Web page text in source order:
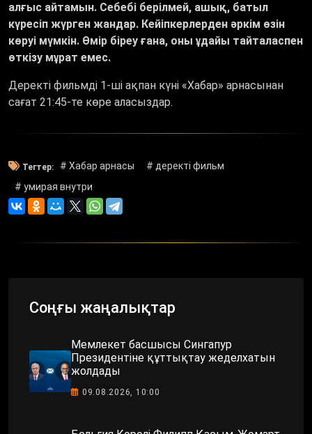
алғыс айтамын. Себебі берілмей, ашық, батыл
күресіп жүрген жандар. Кейіпкерлерден әркім өзін
көруі мүмкін. Өмір біреу ғана, оны ұдайы тайталаспен
өткізу мұрат емес.
Деректі фильмді 1-ші ақпан күні «Хабар» арнасынан
сағат 21:45-те көре аласыздар.
Тегтер: # Хабар арнасы
# деректі фильм
# умирая внутри
Соңғы жаңалықтар
Мемлекет басшысы Сингапур
Президентіне құттықтау жеделхатын
жолдады
09.08.2026, 10:00